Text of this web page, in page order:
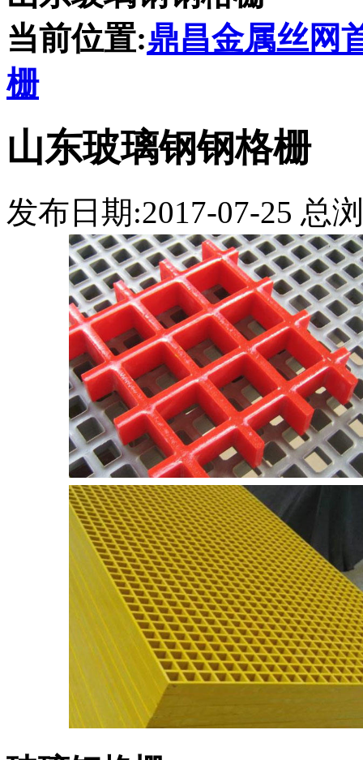
当前位置:鼎昌金属丝网
栅
山东玻璃钢钢格栅
发布日期:2017-07-25 总